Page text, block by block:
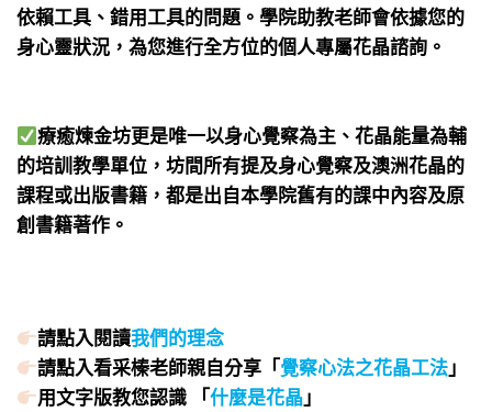
依賴工具、錯用工具的問題。學院助教老師會依據您的
身心靈狀況，為您進行全方位的個人專屬花晶諮詢。
療癒煉金坊更是唯一以身心覺察為主、花晶能量為輔
的培訓教學單位，坊間所有提及身心覺察及澳洲花晶的
課程或出版書籍，都是出自本學院舊有的課中內容及原
創書籍著作。
請點入閱讀我們的理念
請點入看采榛老師親自分享「覺察心法之花晶工法」
用文字版教您認識 「什麼是花晶」